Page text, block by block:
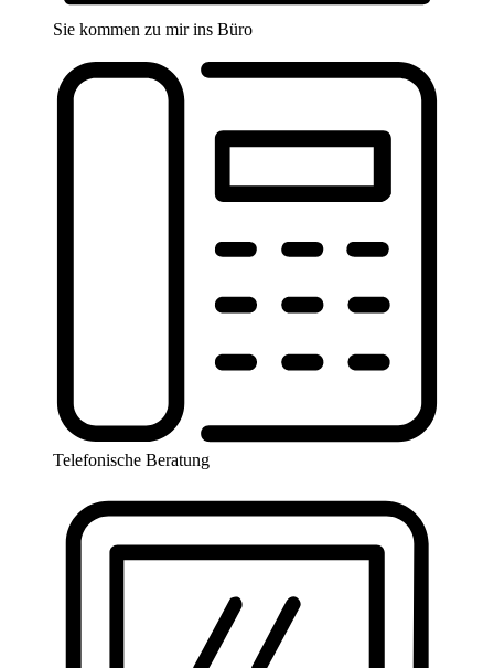
Sie kommen zu mir ins Büro
Telefonische Beratung